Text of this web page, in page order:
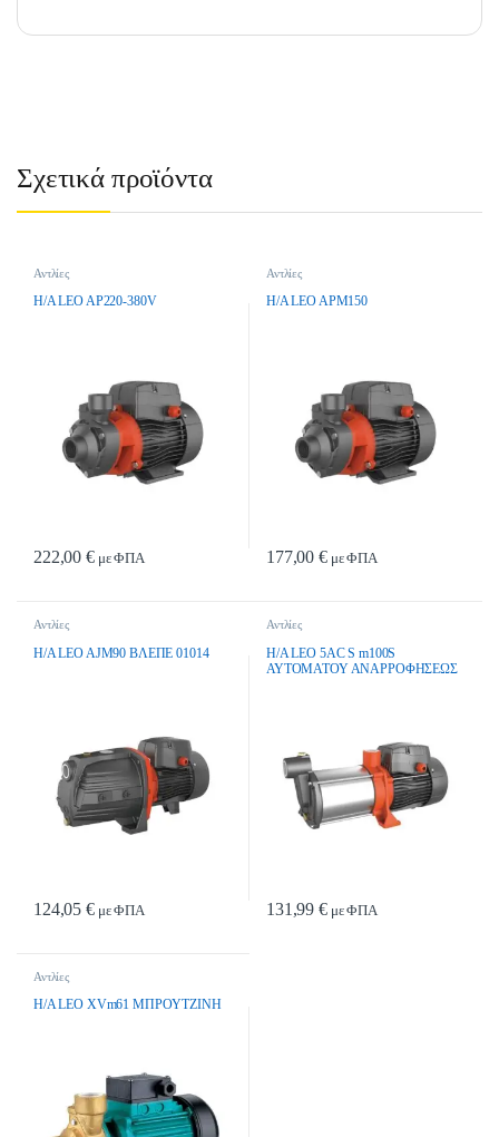
Σχετικά προϊόντα
Αντλίες
H/A LEO AP220-380V
222,00€με ΦΠΑ
Αντλίες
H/A LEO APM150
177,00€με ΦΠΑ
Αντλίες
H/A LEO AJM90 BΛEΠE 01014
124,05€με ΦΠΑ
Αντλίες
H/A LEO 5AC S m100S
ΑΥΤΟΜΑΤΟΥ ΑΝΑΡΡΟΦΗΣΕΩΣ
131,99€με ΦΠΑ
Αντλίες
H/A LEO XVm61 MΠPOYTZINH